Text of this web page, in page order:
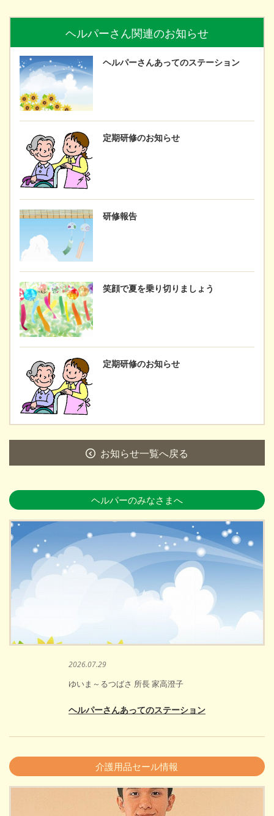
ヘルパーさん関連のお知らせ
ヘルパーさんあってのステーション
定期研修のお知らせ
研修報告
笑顔で夏を乗り切りましょう
定期研修のお知らせ
お知らせ一覧へ戻る
ヘルパーのみなさまへ
2026.07.29
ゆいま～るつばさ 所長 家高澄子
ヘルパーさんあってのステーション
介護用品セール情報